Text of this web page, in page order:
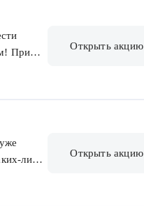
При
Открыть акцию
либо
Открыть акцию